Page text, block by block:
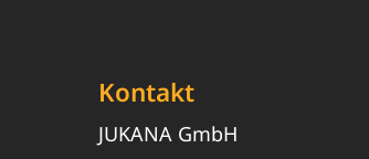
Kontakt
JUKANA GmbH